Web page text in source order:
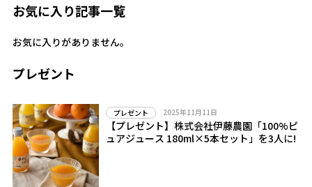
お気に入り記事一覧
お気に入りがありません。
プレゼント
プレゼント 2025年11月11日
【プレゼント】株式会社伊藤農園「100%ピ
ュアジュース 180ml×5本セット」を3人に!